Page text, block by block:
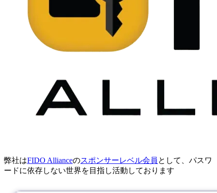
弊社はFIDO Allianceのスポンサーレベル会員 として、パスワ
ードに依存しない世界を目指し活動しております